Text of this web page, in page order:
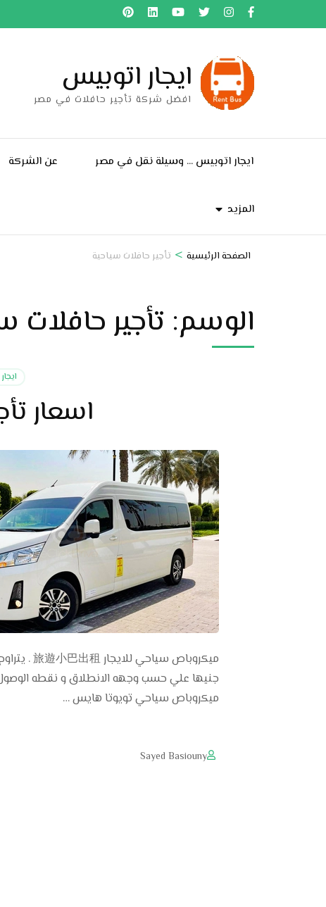
إلى
ايجار اتوبيس
افضل شركة تأجير حافلات في مصر
ايجار اتوبيس … وسيلة نقل في مصر عن الشركة
المزيد
الصفحة الرئيسية > تأجير حافلات سياحية
الوسم: تأجير حافلات
اسعار
جنيها علي حسب وجهه الانطلاق و نقطه
ميكروباص سياحي تويوتا هايس …
Sayed Basiouny